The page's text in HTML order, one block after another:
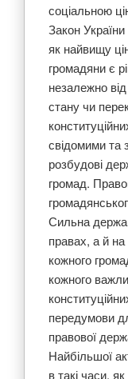
соціальною
Закон
як найвищу
громадяни є
незалежно
стану чи
свідомими та
розбудові
громад.
Сильна
правах, а й на
кожного
кожного
передумови
правової
Найбільшої
в такі часи,